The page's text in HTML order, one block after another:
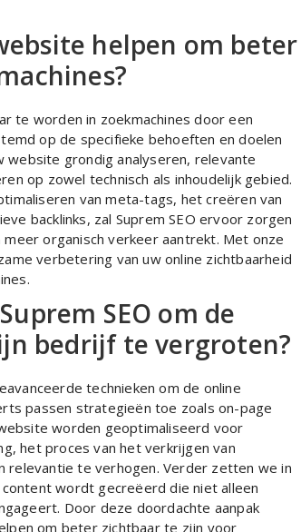
helpen om beter
te worden in zoekmachines door een
op de specifieke behoeften en doelen
website grondig analyseren, relevante
op zowel technisch als inhoudelijk gebied.
van meta-tags, het creëren van
backlinks, zal Suprem SEO ervoor zorgen
organisch verkeer aantrekt. Met onze
verbetering van uw online zichtbaarheid
SEO om de
bedrijf te vergroten?
technieken om de online
passen strategieën toe zoals on-page
worden geoptimaliseerd voor
het proces van het verkrijgen van
relevantie te verhogen. Verder zetten we in
wordt gecreëerd die niet alleen
Door deze doordachte aanpak
om beter zichtbaar te zijn voor